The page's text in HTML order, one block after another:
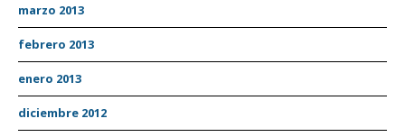
marzo 2013
febrero 2013
enero 2013
diciembre 2012